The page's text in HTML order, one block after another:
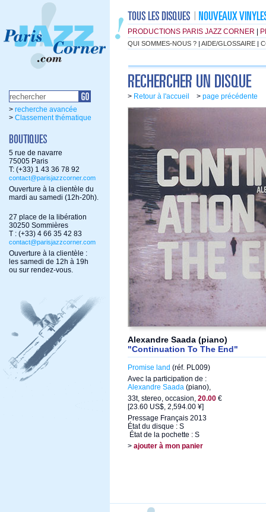
PRODUCTIONS PARIS JAZZ CORNER
QUI SOMMES-NOUS ? | AIDE/GLOSSAIRE |
> recherche avancée
> Classement thématique
5 rue de navarre
75005 Paris
T: (+33) 1 43 36 78 92
contact@parisjazzcorner.com
Ouverture à la clientèle du
mardi au samedi (12h-20h).
27 place de la libération
30250 Sommières
T : (+33) 4 66 35 42 83
contact@parisjazzcorner.com
Ouverture à la clientèle :
les samedi de 12h à 19h
ou sur rendez-vous.
> Retour à l'accueil > page précédente
Alexandre Saada (piano)
"Continuation To The End"
Promise land (réf. PL009)
Avec la participation de :
Alexandre Saada (piano),
33t, stereo, occasion, 20.00 €
[23.60 US$, 2,594.00 ¥]
Pressage Français 2013
État du disque : S
État de la pochette : S
> ajouter à mon panier